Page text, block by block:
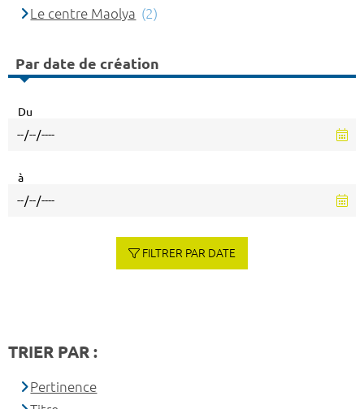
Le centre Maolya (2)
Par date de création
Du
à
FILTRER PAR DATE
TRIER PAR :
Pertinence